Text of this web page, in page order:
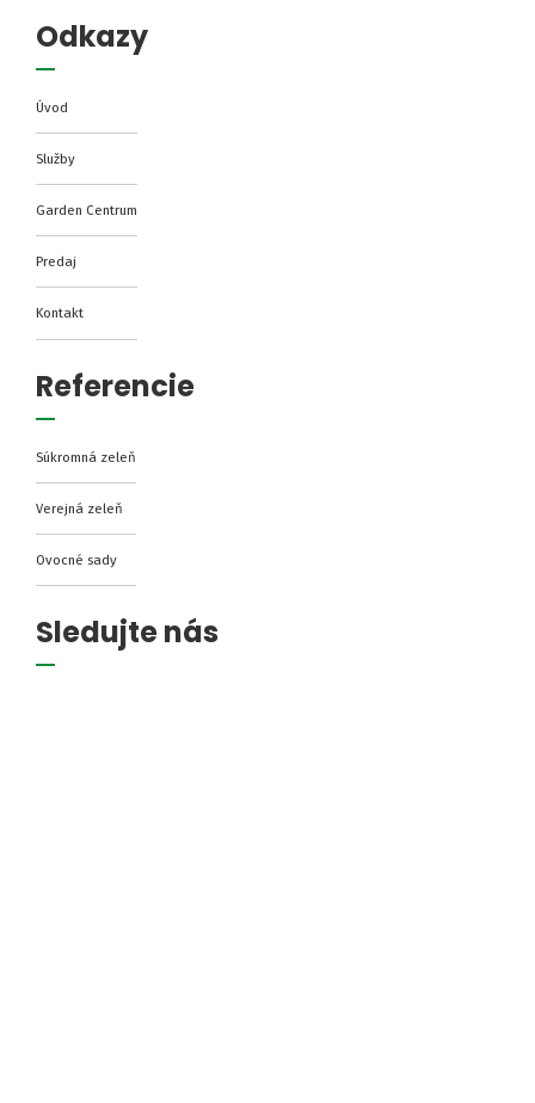
Odkazy
Úvod
Služby
Garden Centrum
Predaj
Kontakt
Referencie
Súkromná zeleň
Verejná zeleň
Ovocné sady
Sledujte nás